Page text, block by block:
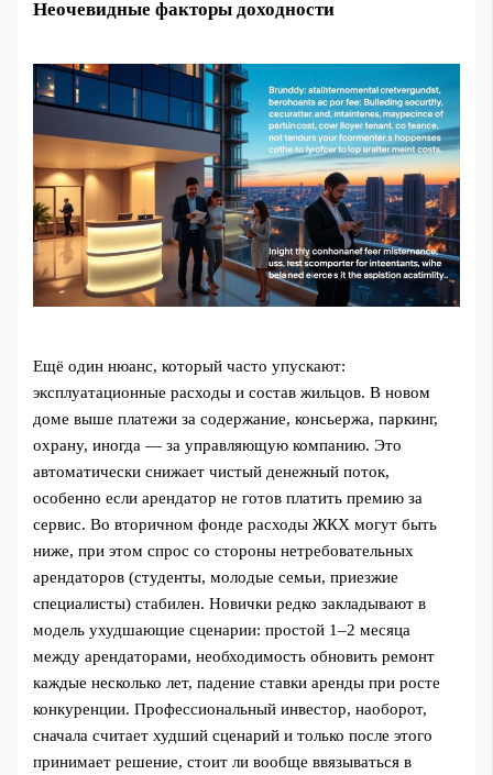
Неочевидные факторы доходности
Ещё один нюанс, который часто упускают:
эксплуатационные расходы и состав жильцов. В новом
доме выше платежи за содержание, консьержа, паркинг,
охрану, иногда — за управляющую компанию. Это
автоматически снижает чистый денежный поток,
особенно если арендатор не готов платить премию за
сервис. Во вторичном фонде расходы ЖКХ могут быть
ниже, при этом спрос со стороны нетребовательных
арендаторов (студенты, молодые семьи, приезжие
специалисты) стабилен. Новички редко закладывают в
модель ухудшающие сценарии: простой 1–2 месяца
между арендаторами, необходимость обновить ремонт
каждые несколько лет, падение ставки аренды при росте
конкуренции. Профессиональный инвестор, наоборот,
сначала считает худший сценарий и только после этого
принимает решение, стоит ли вообще ввязываться в